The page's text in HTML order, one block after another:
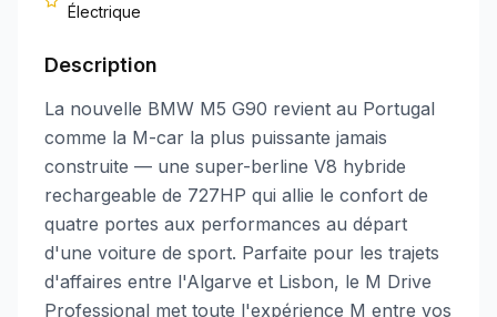
Électrique
Description
La nouvelle BMW M5 G90 revient au Portugal
comme la M-car la plus puissante jamais
construite — une super-berline V8 hybride
rechargeable de 727HP qui allie le confort de
quatre portes aux performances au départ
d'une voiture de sport. Parfaite pour les trajets
d'affaires entre l'Algarve et Lisbon, le M Drive
Professional met toute l'expérience M entre vos